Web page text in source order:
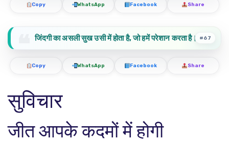
Copy WhatsApp Facebook Share
जिंदगी का असली सुख उसी में होता है, जो हमें परेशान करता है। #67
Copy WhatsApp Facebook Share
सुविचार
जीत आपके कदमों में होगी